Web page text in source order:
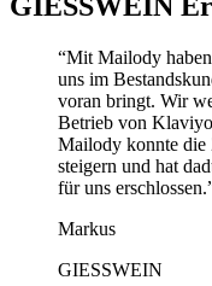
“Mit Mailody
uns im
voran bringt. Wir
Betrieb von
Mailody konnte die
steigern und hat
für uns erschlossen.
Markus
GIESSWEIN